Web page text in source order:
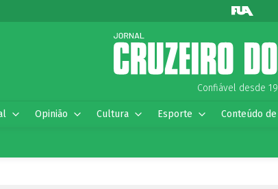
Confiável desde
Opinião Cultura Esporte Conteúdo